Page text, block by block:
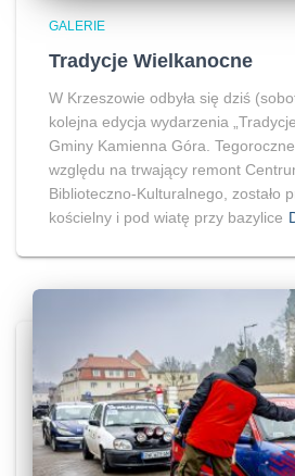
GALERIE
Tradycje Wielkanocne
W Krzeszowie odbyła się dziś
kolejna edycja wydarzenia
Gminy Kamienna Góra.
względu na trwający remont
Biblioteczno‑Kulturalnego, zostało
kościelny i pod wiatę przy bazylice